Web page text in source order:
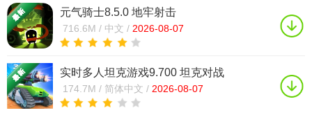
元气骑士8.5.0 地牢射击
716.6M / 中文 / 2026-08-07
实时多人坦克游戏9.700 坦克对战
174.7M / 简体中文 / 2026-08-07